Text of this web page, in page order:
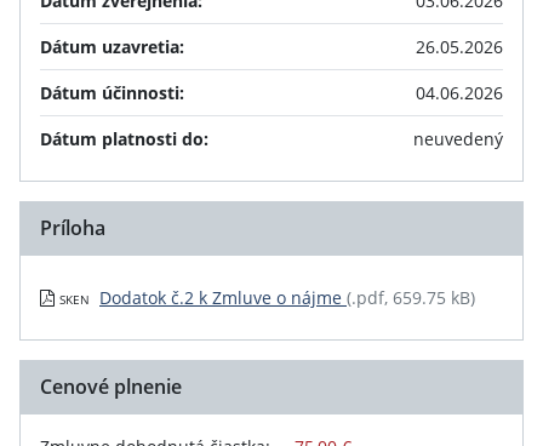
Dátum uzavretia:
26.05.2026
Dátum účinnosti:
04.06.2026
Dátum platnosti do:
neuvedený
Príloha
SKEN Dodatok č.2 k Zmluve o nájme (.pdf, 659.75 kB)
Cenové plnenie